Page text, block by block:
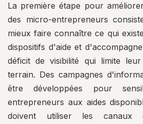
La première étape pour
des micro-entrepreneurs
mieux faire connaître ce qui
dispositifs d'aide et
déficit de visibilité qui limite
terrain. Des campagnes
être développées pour
entrepreneurs aux aides
doivent utiliser les canaux